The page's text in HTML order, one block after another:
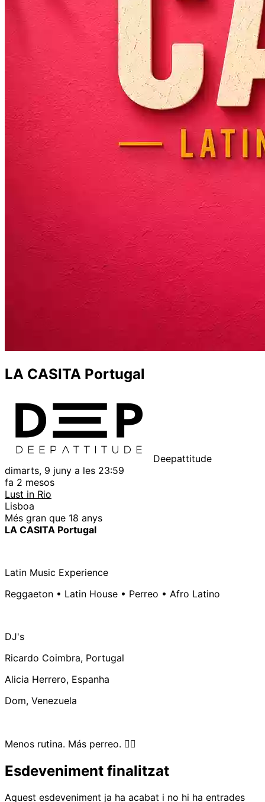
LA CASITA Portugal
Deepattitude
dimarts, 9 juny a les 23:59
fa 2 mesos
Lust in Rio
Lisboa
Més gran que 18 anys
LA CASITA Portugal
Latin Music Experience
Reggaeton • Latin House • Perreo • Afro Latino
DJ's
Ricardo Coimbra, Portugal
Alicia Herrero, Espanha
Dom, Venezuela
Menos rutina. Más perreo. ❤️‍🔥
Esdeveniment finalitzat
Aquest esdeveniment ja ha acabat i no hi ha entrades